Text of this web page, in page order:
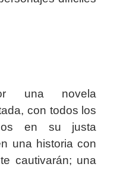
una novela
con todos los
en su justa
una historia con
cautivarán; una